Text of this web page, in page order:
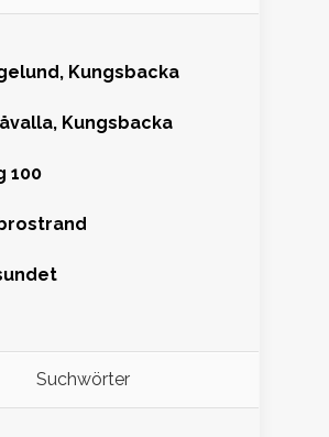
Kungsbacka
Kungsbacka
100
Suchwörter